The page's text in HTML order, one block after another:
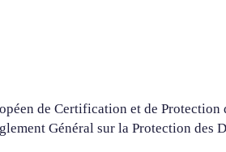
de Certification et de Protection
Général sur la Protection des